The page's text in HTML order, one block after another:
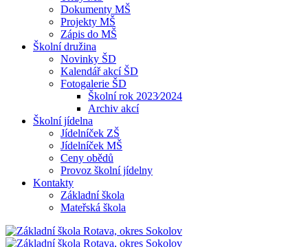
Dokumenty MŠ
Projekty MŠ
Zápis do MŠ
Školní družina
Novinky ŠD
Kalendář akcí ŠD
Fotogalerie ŠD
Školní rok 2023⁄2024
Archiv akcí
Školní jídelna
Jídelníček ZŠ
Jídelníček MŠ
Ceny obědů
Provoz školní jídelny
Kontakty
Základní škola
Mateřská škola